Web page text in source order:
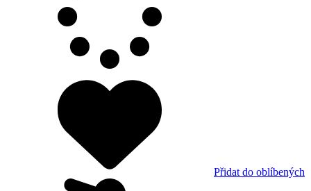
Přidat do oblíbených